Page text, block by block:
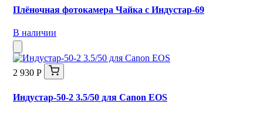
Плёночная фотокамера Чайка с Индустар-69
В наличии
2 930 Р
Индустар-50-2 3.5/50 для Canon EOS